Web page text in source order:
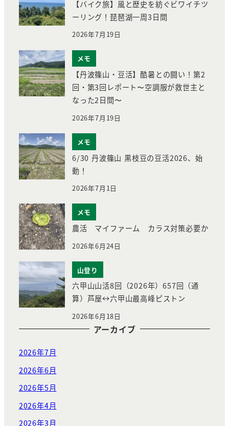
【バイク旅】風と歴史を紡ぐビワイチツ
ーリング！琵琶湖一周3日間
2026年7月19日
メモ
【丹波篠山・豆活】酷暑との闘い！第2
回・第3回レポート〜空調服が救世主と
なった2日間〜
2026年7月19日
メモ
6/30 丹波篠山 黒枝豆の豆活2026、始
動！
2026年7月1日
メモ
農活 マイファーム カラス対策必要か
2026年6月24日
山登り
六甲山山活8回（2026年）657回（通
算）芦屋↔︎六甲山最高峰ピストン
2026年6月18日
アーカイブ
2026年7月
2026年6月
2026年5月
2026年4月
2026年3月